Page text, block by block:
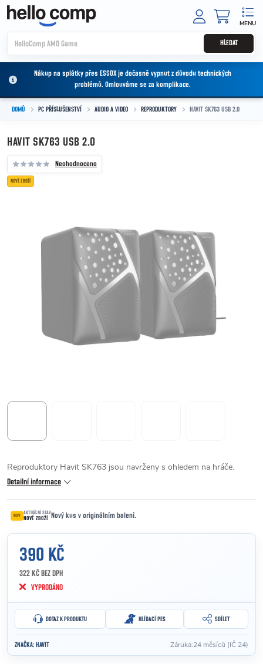
Přejít na obsah
HLEDAT
Nákup na splátky přes ESSOX je dočasně vypnut z důvodu technických
problémů. Omlouváme se za komplikace.
DOMŮ PC PŘÍSLUŠENSTVÍ AUDIO A VIDEO REPRODUKTORY HAVIT SK763 USB 2.0
HAVIT SK763 USB 2.0
Neohodnoceno
NOVÉ ZBOŽÍ
Reproduktory Havit SK763 jsou navrženy s ohledem na hráče.
Detailní informace
NOV AKTUÁLNÍ STAV
NOVÉ ZBOŽÍ Nový kus v originálním balení.
390 KČ
322 KČ BEZ DPH
Měrná cena:
VYPRODÁNO
DOTAZ K PRODUKTU HLÍDACÍ PES SDÍLET
ZNAČKA: HAVIT Záruka:24 měsíců (IČ 24)